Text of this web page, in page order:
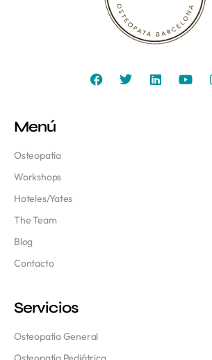
Menú
Osteopatía
Workshops
Hoteles/Yates
The Team
Blog
Contacto
Servicios
Osteopatía General